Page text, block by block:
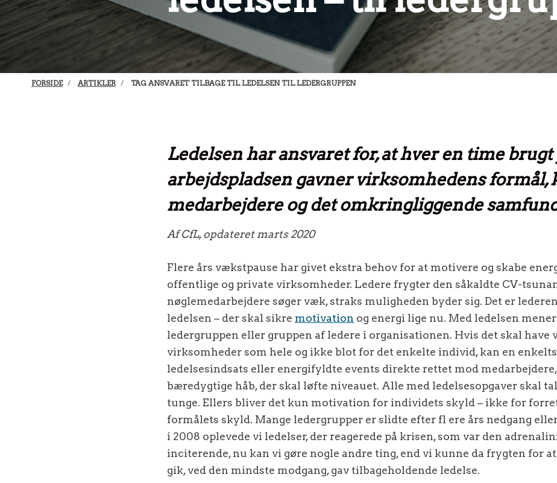
FORSIDE ARTIKLER TAG ANSVARET TILBAGE TIL LEDELSEN TIL LEDERGRUPPEN
Ledelsen har ansvaret for, at hver en time brugt
arbejdspladsen gavner virksomhedens formål,
medarbejdere og det omkringliggende
Af CfL, opdateret marts 2020
Flere års vækstpause har givet ekstra behov for at motivere og skabe
offentlige og private virksomheder. Ledere frygter den såkaldte CV-
nøglemedarbejdere søger væk, straks muligheden byder sig. Det er
ledelsen – der skal sikre motivation og energi lige nu. Med ledelsen
ledergruppen eller gruppen af ledere i organisationen. Hvis det skal have
virksomheder som hele og ikke blot for det enkelte individ, kan en
ledelsesindsats eller energifyldte events direkte rettet mod
bæredygtige håb, der skal løfte niveauet. Alle med ledelsesopgaver skal
tunge. Ellers bliver det kun motivation for individets skyld – ikke for
formålets skyld. Mange ledergrupper er slidte efter fl ere års nedgang
i 2008 oplevede vi ledelser, der reagerede på krisen, som var den
inciterende, nu kan vi gøre nogle andre ting, end vi kunne da frygten for
gik, ved den mindste modgang, gav tilbageholdende ledelse.